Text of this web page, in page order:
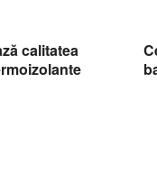
calitatea